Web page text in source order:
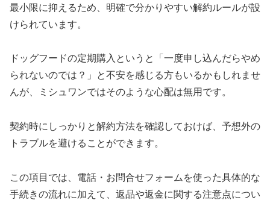
最小限に抑えるため、明確で分かりやすい解約ルールが設
けられています。
ドッグフードの定期購入というと「一度申し込んだらやめ
られないのでは？」と不安を感じる方もいるかもしれませ
んが、ミシュワンではそのような心配は無用です。
契約時にしっかりと解約方法を確認しておけば、予想外の
トラブルを避けることができます。
この項目では、電話・お問合せフォームを使った具体的な
手続きの流れに加えて、返品や返金に関する注意点につい